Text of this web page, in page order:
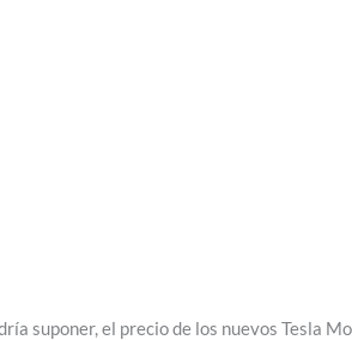
suponer, el precio de los nuevos Tesla